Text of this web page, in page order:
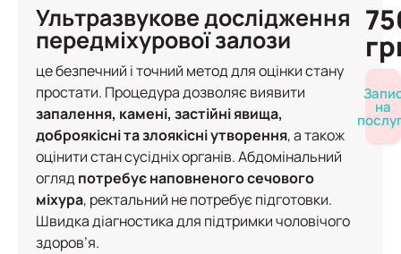
Ультразвукове дослідження
передміхурової залози
це безпечний і точний метод для оцінки стану
простати. Процедура дозволяє виявити
запалення, камені, застійні явища,
доброякісні та злоякісні утворення, а також
оцінити стан сусідніх органів. Абдомінальний
огляд потребує наповненого сечового
міхура, ректальний не потребує підготовки.
Швидка діагностика для підтримки чоловічого
здоров’я.
на